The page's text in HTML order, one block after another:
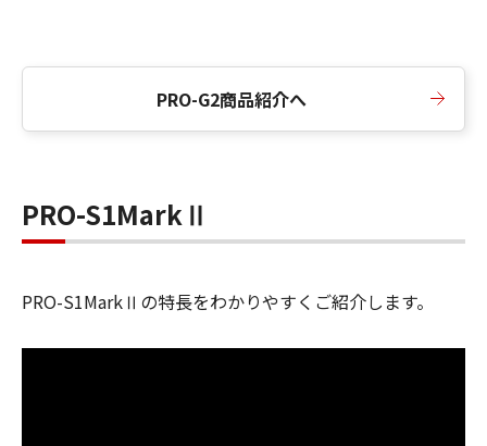
PRO-G2商品紹介へ
PRO-S1MarkⅡ
PRO-S1MarkⅡの特長をわかりやすくご紹介します。